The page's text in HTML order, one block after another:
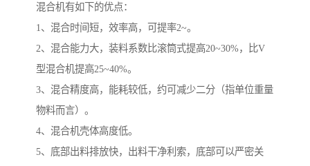
混合机有如下的优点：
1、混合时间短，效率高，可提率2~。
2、混合能力大，装料系数比滚筒式提高20~30%，比V
型混合机提高25~40%。
3、混合精度高，能耗较低，约可减少二分（指单位重量
物料而言）。
4、混合机壳体高度低。
5、底部出料排放快，出料干净利索，底部可以严密关